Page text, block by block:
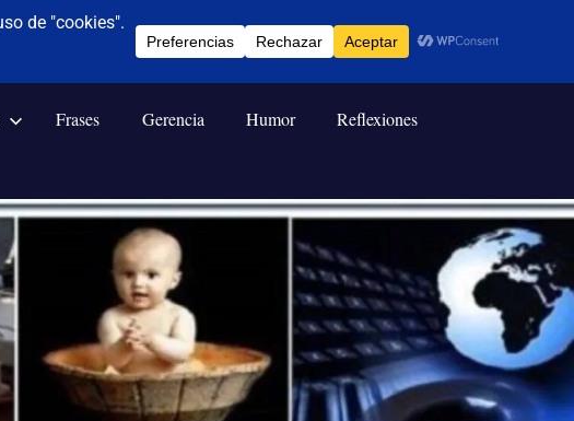
Frases Gerencia Humor Reflexiones